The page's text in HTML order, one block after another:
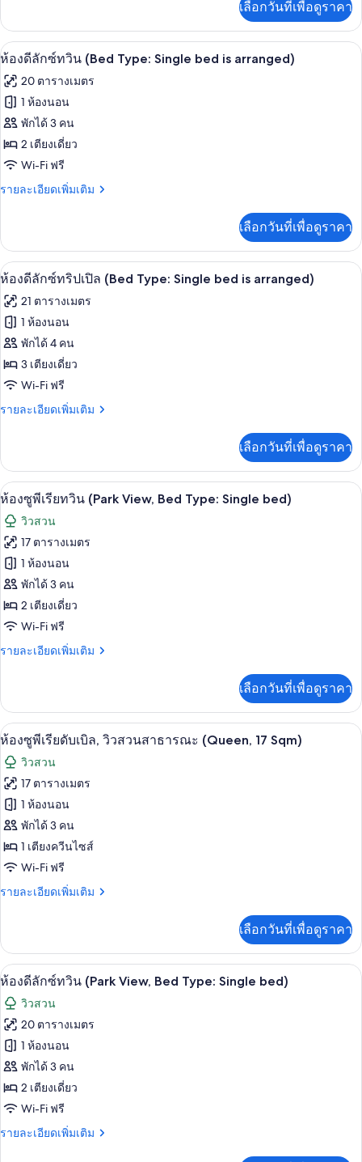
ทวิน
(Bed
Type:
Single
bed
is
arranged)
เกี่ยว
กับ
ห้อง
พี
เรีย
ทวิ
น
(Bed
Type:
Single
bed
เลือกวันที่เพื่อดูราคา
เปิด
ภาพถ่าย
ทั้งหมด
ของ
ห้อง
ดี
ลัก
ทวิน
(Bed
Type:
Single
bed
is
arranged)
ห้องดีลักซ์ทวิน (Bed Type: Single
12
ห้องดีลักซ์ทวิน (Bed Type: Single bed is arranged)
20 ตารางเมตร
1 ห้องนอน
พักได้ 3 คน
2 เตียงเดี่ยว
Wi-Fi ฟรี
รายละเอียดเพิ่มเติม
ราย
เกี่ยว
กับ
ห้อง
ลัก
ซ์
ทวิ
น
(Bed
Type:
Single
bed
เลือกวันที่เพื่อดูราคา
เปิด
ภาพถ่าย
ทั้งหมด
ของ
ห้อง
ดี
ลัก
ทริปเปิล
(Bed
Type:
Single
bed
is
arranged)
ห้องดีลักซ์ทริปเปิล (Bed Type: Single
12
ห้องดีลักซ์ทริปเปิล (Bed Type: Single bed is arranged)
21 ตารางเมตร
1 ห้องนอน
พักได้ 4 คน
3 เตียงเดี่ยว
Wi-Fi ฟรี
รายละเอียดเพิ่มเติม
ราย
เกี่ยว
กับ
ห้อง
ลัก
ซ์
ทริปเปิล
(Bed
Type:
Single
bed
is
arranged)
เลือกวันที่เพื่อดูราคา
เปิด
ภาพถ่าย
ทั้งหมด
ของ
ห้อง
ซู
พี
เรีย
(Park
View,
Bed
Type:
Single
bed)
ห้องซูพีเรียทวิน (Park View, Bed
14
ห้องซูพีเรียทวิน (Park View, Bed Type: Single bed)
วิวสวน
17 ตารางเมตร
1 ห้องนอน
พักได้ 3 คน
2 เตียงเดี่ยว
Wi-Fi ฟรี
รายละเอียดเพิ่มเติม
ราย
เกี่ยว
กับ
ห้อง
พี
เรีย
ทวิ
น
(Park
View,
Bed
Type:
bed)
เลือกวันที่เพื่อดูราคา
เปิด
ภาพถ่าย
ทั้งหมด
ของ
ห้อง
ซู
พี
เรียดั
วิว
สวน
สาธารณะ
(Queen,
17
Sqm)
ห้องซูพีเรียดับเบิล, วิวสวนสาธารณะ
13
ห้องซูพีเรียดับเบิล, วิวสวนสาธารณะ (Queen, 17 Sqm)
วิวสวน
17 ตารางเมตร
1 ห้องนอน
พักได้ 3 คน
1 เตียงควีนไซส์
Wi-Fi ฟรี
รายละเอียดเพิ่มเติม
ราย
เกี่ยว
กับ
ห้อง
พี
เรียดั
บเบิล,
วิว
สวน
สาธารณะ
(Queen,
17
เลือกวันที่เพื่อดูราคา
เปิด
ภาพถ่าย
ทั้งหมด
ของ
ห้อง
ดี
ลัก
ซ์
ห้องดีลักซ์ทวิน (Park View, Bed
15
ห้องดีลักซ์ทวิน (Park View, Bed Type: Single bed)
วิวสวน
20 ตารางเมตร
1 ห้องนอน
พักได้ 3 คน
2 เตียงเดี่ยว
Wi-Fi ฟรี
รายละเอียดเพิ่มเติม
ราย